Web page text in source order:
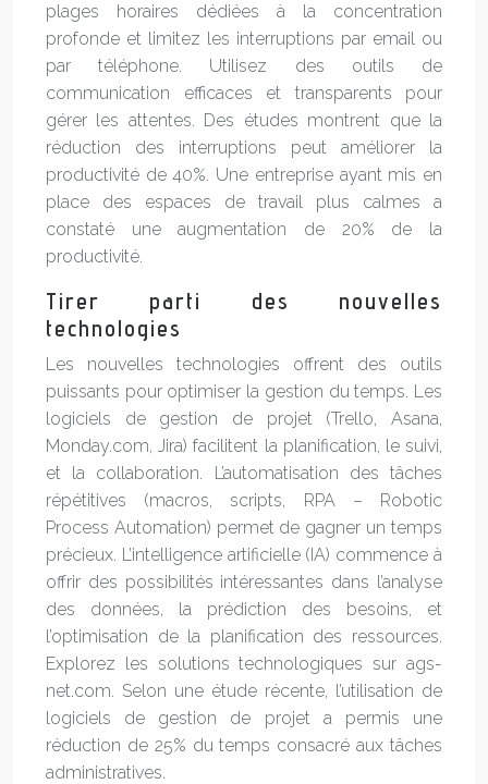
plages horaires dédiées à la concentration
profonde et limitez les interruptions par email ou
par téléphone. Utilisez des outils de
communication efficaces et transparents pour
gérer les attentes. Des études montrent que la
réduction des interruptions peut améliorer la
productivité de 40%. Une entreprise ayant mis en
place des espaces de travail plus calmes a
constaté une augmentation de 20% de la
productivité.
Tirer parti des nouvelles
technologies
Les nouvelles technologies offrent des outils
puissants pour optimiser la gestion du temps. Les
logiciels de gestion de projet (Trello, Asana,
Monday.com, Jira) facilitent la planification, le suivi,
et la collaboration. L’automatisation des tâches
répétitives (macros, scripts, RPA – Robotic
Process Automation) permet de gagner un temps
précieux. L’intelligence artificielle (IA) commence à
offrir des possibilités intéressantes dans l’analyse
des données, la prédiction des besoins, et
l’optimisation de la planification des ressources.
Explorez les solutions technologiques sur ags-
net.com. Selon une étude récente, l’utilisation de
logiciels de gestion de projet a permis une
réduction de 25% du temps consacré aux tâches
administratives.